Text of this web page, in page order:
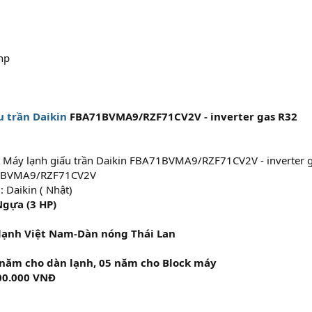
trần Daikin FBA71BVMA9/RZF71CV2V - inverter gas R32
lạnh giấu trần Daikin FBA71BVMA9/RZF71CV2V - inverter
RZF71CV2V
Daikin ( Nhật)
(3 HP)
Việt Nam-Dàn nóng Thái Lan
cho dàn lạnh, 05 năm cho Block máy
VNĐ